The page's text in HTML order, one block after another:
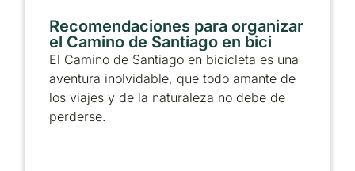
Recomendaciones para organizar
el Camino de Santiago en bici
El Camino de Santiago en bicicleta es una
aventura inolvidable, que todo amante de
los viajes y de la naturaleza no debe de
perderse.